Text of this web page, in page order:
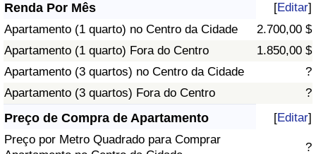
Renda Por Mês [Editar]
Apartamento (1 quarto) no Centro da Cidade
2.700,00 $
Apartamento (1 quarto) Fora do Centro
1.850,00 $
Apartamento (3 quartos) no Centro da Cidade
?
Apartamento (3 quartos) Fora do Centro
?
Preço de Compra de Apartamento [Editar]
Preço por Metro Quadrado para Comprar
?